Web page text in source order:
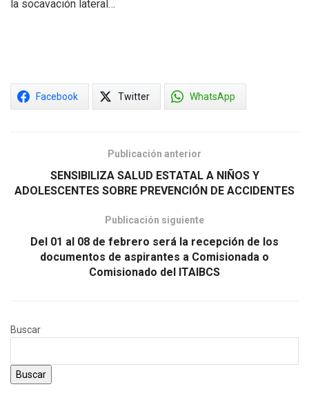
la socavación lateral…
Facebook Twitter WhatsApp
Publicación anterior
SENSIBILIZA SALUD ESTATAL A NIÑOS Y
ADOLESCENTES SOBRE PREVENCIÓN DE ACCIDENTES
Publicación siguiente
Del 01 al 08 de febrero será la recepción de los
documentos de aspirantes a Comisionada o
Comisionado del ITAIBCS
Buscar
Buscar